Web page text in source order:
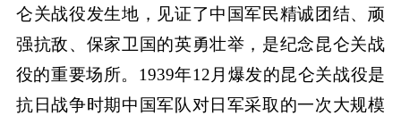
仑关战役发生地，见证了中国军民精诚团结、顽
强抗敌、保家卫国的英勇壮举，是纪念昆仑关战
役的重要场所。1939年12月爆发的昆仑关战役是
抗日战争时期中国军队对日军采取的一次大规模